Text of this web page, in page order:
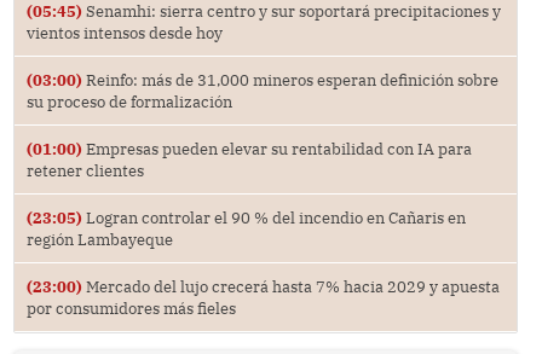
(05:45) Senamhi: sierra centro y sur soportará precipitaciones y
vientos intensos desde hoy
(03:00) Reinfo: más de 31,000 mineros esperan definición sobre
su proceso de formalización
(01:00) Empresas pueden elevar su rentabilidad con IA para
retener clientes
(23:05) Logran controlar el 90 % del incendio en Cañaris en
región Lambayeque
(23:00) Mercado del lujo crecerá hasta 7% hacia 2029 y apuesta
por consumidores más fieles